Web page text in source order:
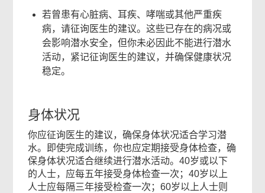
若曾患有心脏病、耳疾、哮喘或其他严重疾
病，请征询医生的建议。这些已存在的病况或
会影响潜水安全，但你未必因此不能进行潜水
活动，紧记征询医生的建议，并确保健康状况
稳定。
身体状况
你应征询医生的建议，确保身体状况适合学习潜
水。即使完成训练，你也应定期接受身体检查，确
保身体状况适合继续进行潜水活动。40岁或以下
的人士，应每五年接受身体检查一次；40岁以上
人士应每隔三年接受检查一次；60岁以上人士则
关
内
容